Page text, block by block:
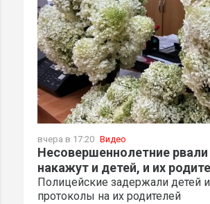
вчера в 17:20 Видео
Несовершеннолетние
накажут и детей, и их
Полицейские задержали детей
протоколы на их родителей